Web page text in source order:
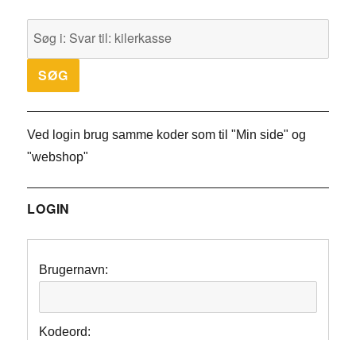
Ved login brug samme koder som til "Min side" og
"webshop"
LOGIN
Brugernavn:
Kodeord: